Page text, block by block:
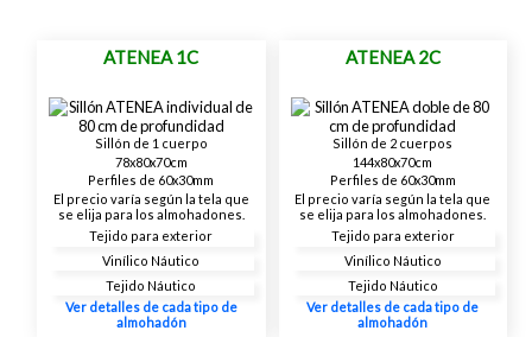
ATENEA 1C
Sillón de 1 cuerpo
78x80x70cm
Perfiles de 60x30mm
El precio varía según la tela que
se elija para los almohadones.
Tejido para exterior
Vinílico Náutico
Tejido Náutico
Ver detalles de cada tipo de
almohadón
ATENEA 2C
Sillón de 2 cuerpos
144x80x70cm
Perfiles de 60x30mm
El precio varía según la tela que
se elija para los almohadones.
Tejido para exterior
Vinílico Náutico
Tejido Náutico
Ver detalles de cada tipo de
almohadón